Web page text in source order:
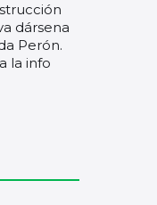
dársena
Perón.
la info